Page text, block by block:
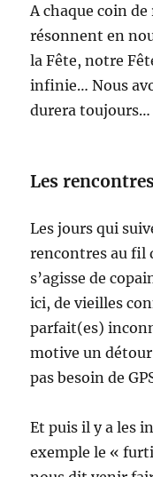
A chaque coin de
résonnent en
la Fête, notre
infinie… Nous
durera toujours…
Les rencontres
Les jours qui
rencontres au fil
s’agisse de
ici, de vieilles
parfait(es)
motive un
pas besoin de
Et puis il y a les
exemple le «